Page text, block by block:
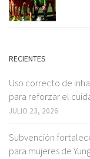
RECIENTES
Uso correcto de
para reforzar el
JULIO 23, 2026
Subvención
para mujeres de